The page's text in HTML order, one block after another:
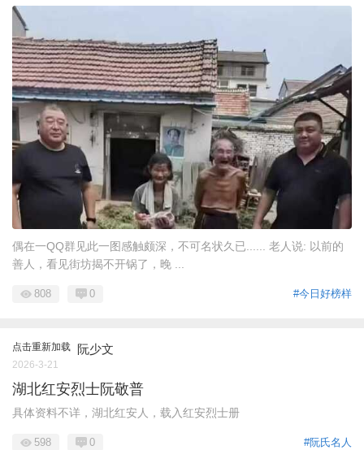
偶在一QQ群见此一图感触颇深，不可名状久已...... 老人说: 以前的
善人，看见街坊揭不开锅了，晚 ...
#今日好榜样
808 0
点击重新加载 阮少文
2026-3-21
湖北红安烈士阮敬普
具体资料不详，湖北红安人，载入红安烈士册
#阮氏名人
598 0